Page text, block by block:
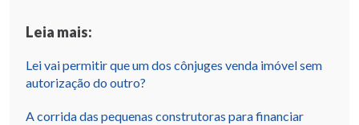
Leia mais:
Lei vai permitir que um dos cônjuges venda imóvel sem
autorização do outro?
A corrida das pequenas construtoras para financiar